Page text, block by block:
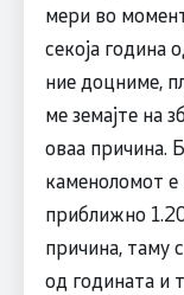
мери во
секоја година
ние доцниме,
ме земајте на
оваа причина.
каменоломот
приближно
причина, таму
од годината и